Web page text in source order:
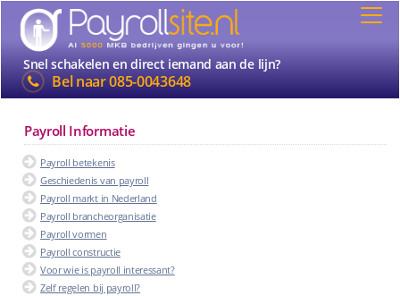
Snel schakelen en direct iemand aan de lijn?
Bel naar085-0043648
Payroll Informatie
Payroll betekenis
Geschiedenis van payroll
Payroll markt in Nederland
Payroll brancheorganisatie
Payroll vormen
Payroll constructie
Voor wie is payroll interessant?
Zelf regelen bij payroll?